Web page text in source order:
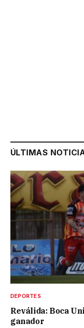
ÚLTIMAS
DEPORTES
Reválida: Boca
ganador